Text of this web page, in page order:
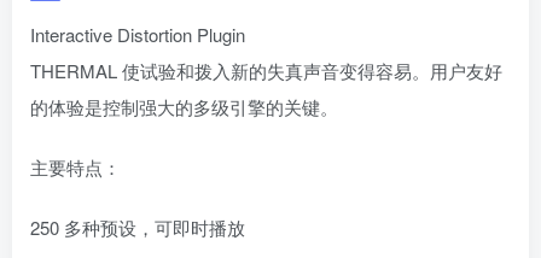
Interactive Distortion Plugin
THERMAL 使试验和拨入新的失真声音变得容易。用户友好
的体验是控制强大的多级引擎的关键。
主要特点：
250 多种预设，可即时播放